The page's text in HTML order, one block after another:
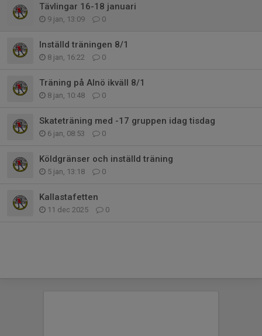
Tävlingar 16-18 januari
9 jan, 13:09 0
Inställd träningen 8/1
8 jan, 16:22 0
Träning på Alnö ikväll 8/1
8 jan, 10:48 0
Skateträning med -17 gruppen idag tisdag
6 jan, 08:53 0
Köldgränser och inställd träning
5 jan, 13:18 0
Kallastafetten
11 dec 2025 0